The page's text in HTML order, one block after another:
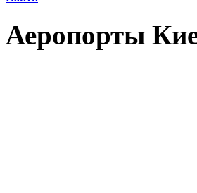
Аеропорты